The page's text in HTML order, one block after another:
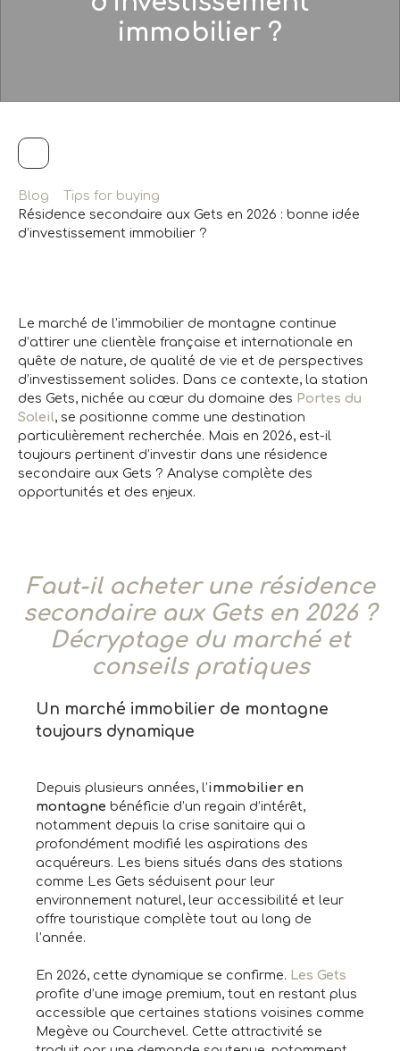
immobilier ?
Blog
Tips for buying
Résidence secondaire aux Gets en 2026 : bonne idée
d’investissement immobilier ?
Le marché de l’immobilier de montagne continue
d’attirer une clientèle française et internationale en
quête de nature, de qualité de vie et de perspectives
d’investissement solides. Dans ce contexte, la station
des Gets, nichée au cœur du domaine des Portes du
Soleil, se positionne comme une destination
particulièrement recherchée. Mais en 2026, est-il
toujours pertinent d’investir dans une résidence
secondaire aux Gets ? Analyse complète des
opportunités et des enjeux.
Faut-il acheter une résidence
secondaire aux Gets en 2026 ?
Décryptage du marché et
conseils pratiques
Un marché immobilier de montagne
toujours dynamique
Depuis plusieurs années, l’immobilier en
montagne bénéficie d’un regain d’intérêt,
notamment depuis la crise sanitaire qui a
profondément modifié les aspirations des
acquéreurs. Les biens situés dans des stations
comme Les Gets séduisent pour leur
environnement naturel, leur accessibilité et leur
offre touristique complète tout au long de
l’année.
En 2026, cette dynamique se confirme. Les Gets
profite d’une image premium, tout en restant plus
accessible que certaines stations voisines comme
Megève ou Courchevel. Cette attractivité se